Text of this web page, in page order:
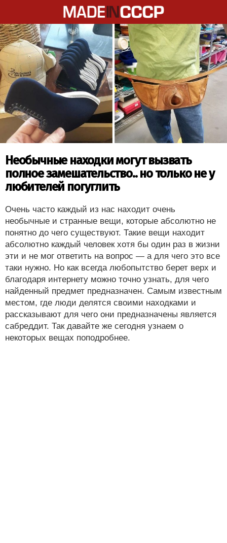
Необычные находки могут вызвать
полное замешательство.. но только не у
любителей погуглить
Очень часто каждый из нас находит очень
необычные и странные вещи, которые абсолютно не
понятно до чего существуют. Такие вещи находит
абсолютно каждый человек хотя бы один раз в жизни
эти и не мог ответить на вопрос — а для чего это все
таки нужно. Но как всегда любопытство берет верх и
благодаря интернету можно точно узнать, для чего
найденный предмет предназначен. Самым известным
местом, где люди делятся своими находками и
рассказывают для чего они предназначены является
сабреддит. Так давайте же сегодня узнаем о
некоторых вещах поподробнее.